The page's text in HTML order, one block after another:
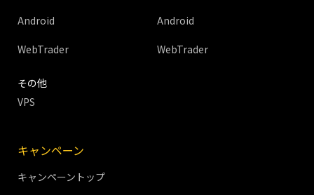
Android
WebTrader
Android
WebTrader
その他
VPS
キャンペーン
キャンペーントップ